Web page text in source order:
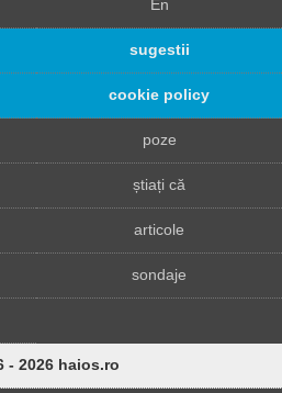
En
sugestii
cookie policy
poze
știați că
articole
sondaje
- 2026 haios.ro